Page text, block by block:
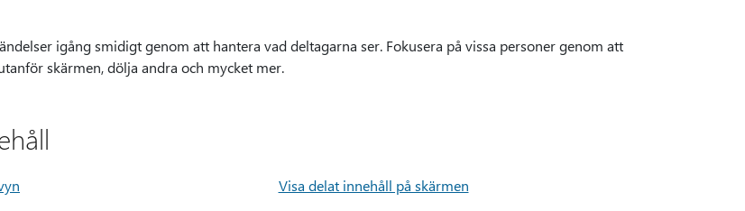
igång smidigt genom att hantera vad deltagarna ser. Fokusera på vissa personer genom att
skärmen, dölja andra och mycket mer.
Visa delat innehåll på skärmen